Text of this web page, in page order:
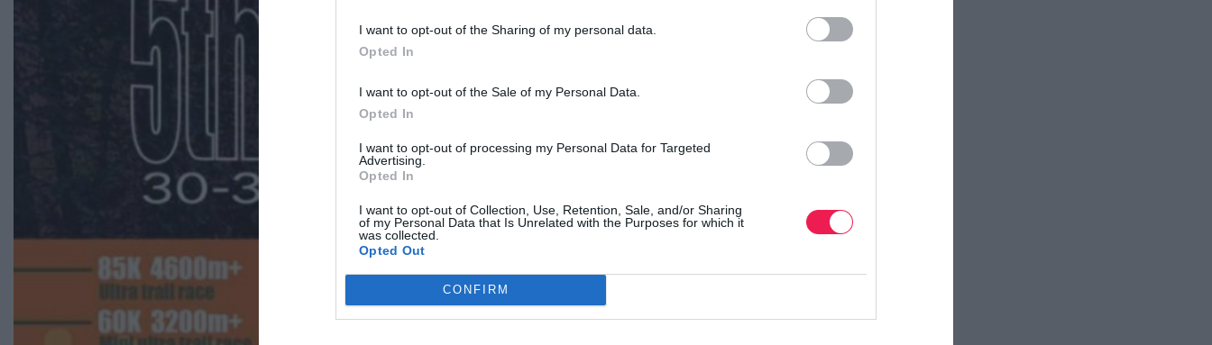
I want to opt-out of the Sharing of my personal data.
Opted In
I want to opt-out of the Sale of my Personal Data.
Opted In
I want to opt-out of processing my Personal Data for Targeted
Advertising.
Opted In
I want to opt-out of Collection, Use, Retention, Sale, and/or Sharing
of my Personal Data that Is Unrelated with the Purposes for which it
was collected.
Opted Out
CONFIRM